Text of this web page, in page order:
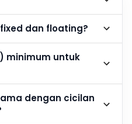
dan floating?
minimum untuk
dengan cicilan